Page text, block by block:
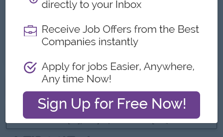
အခွင့်အလမ်းများ
- To learn new skills and grow within the
ဒီအလုပ်ရှင်ထံမှနောက်ထပ်အလုပ်များ